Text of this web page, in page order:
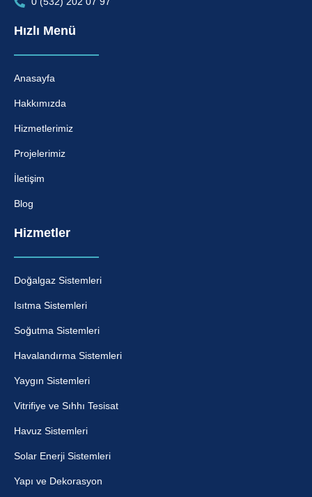
Hızlı Menü
Anasayfa
Hakkımızda
Hizmetlerimiz
Projelerimiz
İletişim
Blog
Hizmetler
Doğalgaz Sistemleri
Isıtma Sistemleri
Soğutma Sistemleri
Havalandırma Sistemleri
Yaygın Sistemleri
Vitrifiye ve Sıhhı Tesisat
Havuz Sistemleri
Solar Enerji Sistemleri
Yapı ve Dekorasyon